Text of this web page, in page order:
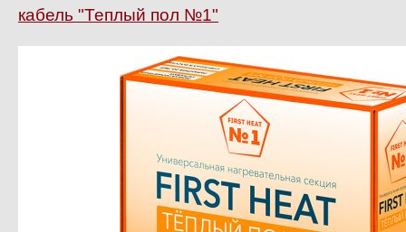
кабель "Теплый пол №1"